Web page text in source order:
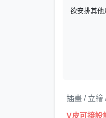
欲安排其他
插畫 / 立繪
V皮可接設